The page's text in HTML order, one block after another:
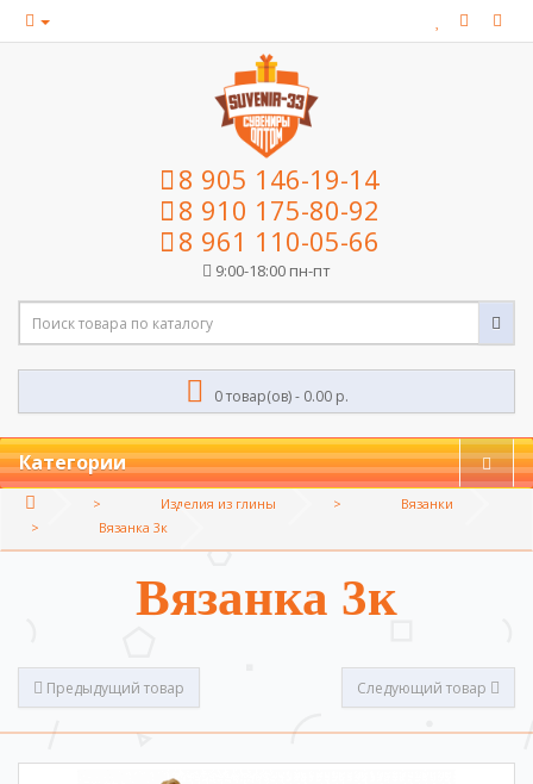
8 905 146-19-14
8 910 175-80-92
8 961 110-05-66
9:00-18:00 пн-пт
0 товар(ов) - 0.00 р.
Категории
Изделия из глины
Вязанки
Вязанка 3к
Вязанка 3к
Предыдущий товар Следующий товар